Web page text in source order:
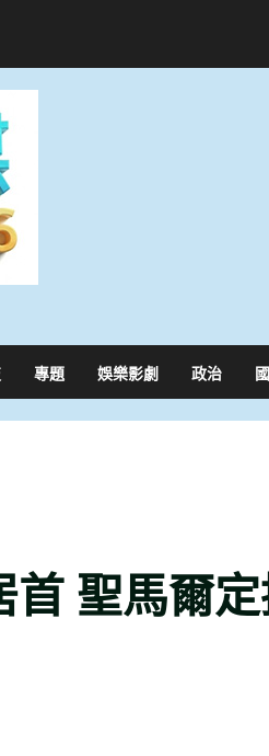
專題 娛樂影劇 政治
首 聖馬爾